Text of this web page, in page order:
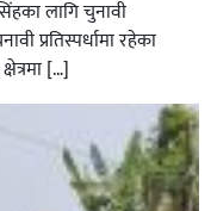
लागि चुनावी
प्रतिस्पर्धामा रहेका
[…]